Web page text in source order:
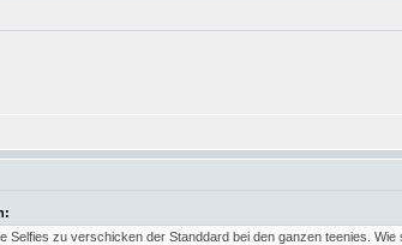
Selfies zu verschicken der Standdard bei den ganzen teenies. Wie